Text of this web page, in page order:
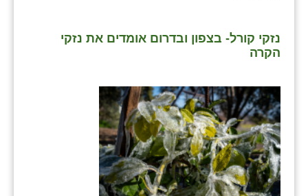
נזקי קורל- בצפון ובדרום אומדים את נזקי
הקרה